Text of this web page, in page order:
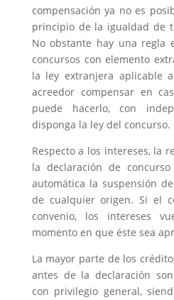
compensación ya no es
principio de la igualdad de
No obstante hay una regla
concursos con elemento
la ley extranjera aplicable
acreedor compensar en
puede hacerlo, con
disponga la ley del concurso.
Respecto a los intereses, la
la declaración de
automática la suspensión
de cualquier origen. Si el
convenio, los intereses
momento en que éste sea
La mayor parte de los
antes de la declaración
con privilegio general,